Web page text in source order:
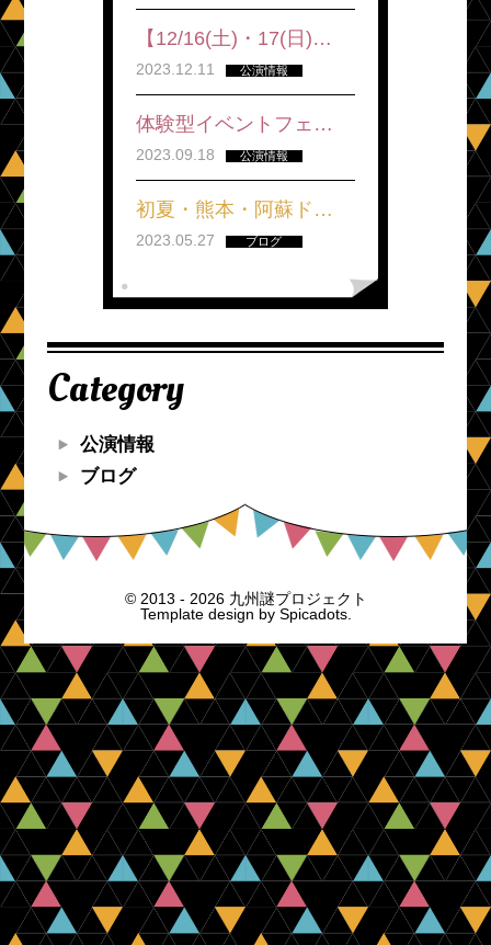
【12/16(土)・17(日)…
2023.12.11 公演情報
体験型イベントフェ…
2023.09.18 公演情報
初夏・熊本・阿蘇ド…
2023.05.27 ブログ
Category
公演情報
ブログ
© 2013 - 2026 九州謎プロジェクト
Template design by Spicadots.